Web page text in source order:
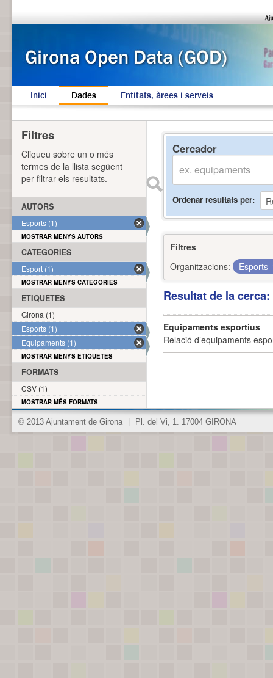
Inici Dades Entitats, àrees i serveis
Cercador
Ordenar resultats per
Filtres
Organitzacions:
Esports
Resultat de la
Equipaments esportius
Relació d’equipaments
Filtres
Cliqueu sobre un o més
termes de la llista següent
per filtrar els resultats.
AUTORS
Esports (1)
MOSTRAR MENYS AUTORS
CATEGORIES
Esport (1)
MOSTRAR MENYS CATEGORIES
ETIQUETES
Girona (1)
Esports (1)
Equipaments (1)
MOSTRAR MENYS ETIQUETES
FORMATS
CSV (1)
MOSTRAR MÉS FORMATS
© 2013 Ajuntament de Girona Pl. del Vi, 1. 17004 GIRONA